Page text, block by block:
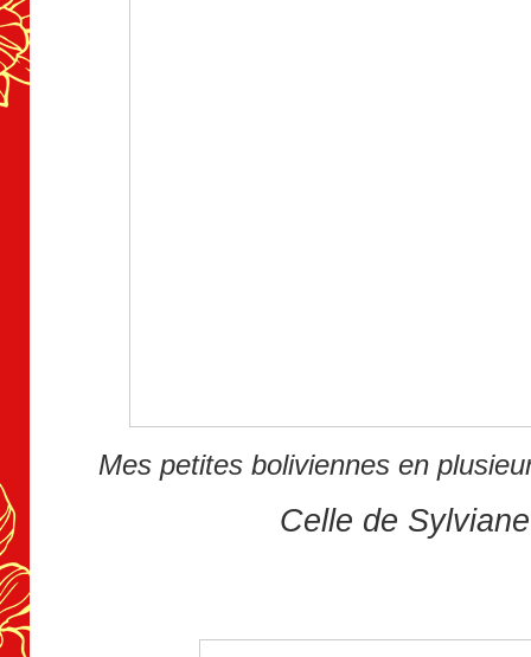
Mes petites boliviennes en
Celle de Sylviane